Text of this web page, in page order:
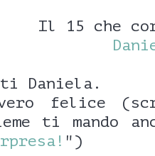
Il 15 che
Daniela.
felice
ti mando
")